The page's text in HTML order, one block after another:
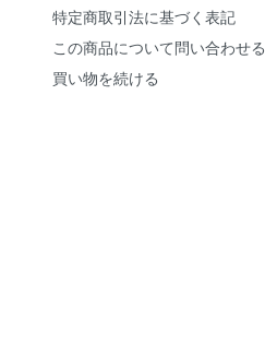
特定商取引法に基づく表記
この商品について問い合わせる
買い物を続ける